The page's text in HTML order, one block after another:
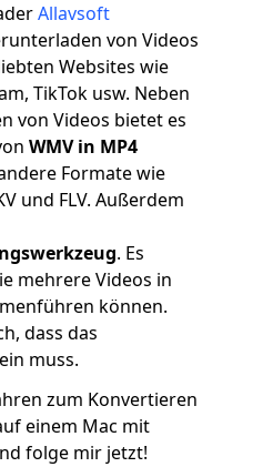
Allavsoft
von Videos
Websites wie
TikTok usw. Neben
von Videos bietet es
WMV in MP4
Formate wie
und FLV. Außerdem
. Es
mehrere Videos in
können.
dass das
muss.
zum Konvertieren
einem Mac mit
folge mir jetzt!